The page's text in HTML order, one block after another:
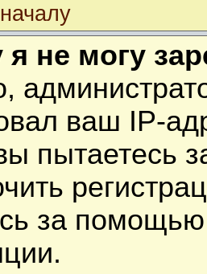
не могу
ваш IP-
пытаетесь
за помощью